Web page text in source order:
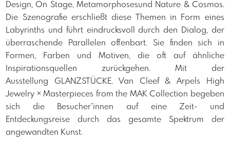
Design, On Stage, Metamorphosesund Nature & Cosmos.
Die Szenografie erschließt diese Themen in Form eines
Labyrinths und führt eindrucksvoll durch den Dialog, der
überraschende Parallelen offenbart. Sie finden sich in
Formen, Farben und Motiven, die oft auf ähnliche
Inspirationsquellen zurückgehen. Mit der
Ausstellung GLANZSTÜCKE. Van Cleef & Arpels High
Jewelry × Masterpieces from the MAK Collection begeben
sich die Besucher*innen auf eine Zeit- und
Entdeckungsreise durch das gesamte Spektrum der
angewandten Kunst.